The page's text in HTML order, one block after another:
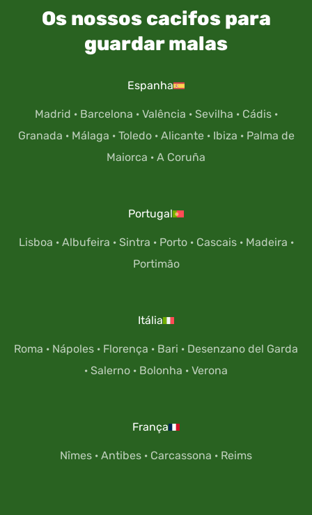
Os nossos cacifos para
guardar malas
Espanha
Madrid · Barcelona · Valência · Sevilha · Cádis·
Granada · Málaga · Toledo· Alicante· Ibiza · Palma de
Maiorca · A Coruña
Portugal
Lisboa · Albufeira · Sintra · Porto· Cascais· Madeira ·
Portimão
Itália
Roma · Nápoles · Florença · Bari · Desenzano del Garda
· Salerno · Bolonha · Verona
França
Nîmes · Antibes · Carcassona · Reims